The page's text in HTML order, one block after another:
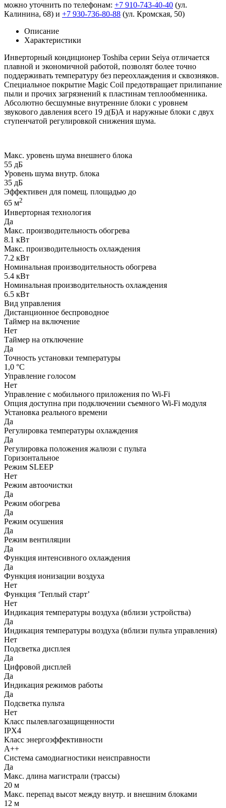
можно уточнить по телефонам: +7 910-743-40-40 (ул.
Калинина, 68) и +7 930-736-80-88 (ул. Кромская, 50)
Описание
Характеристики
Инверторный кондиционер Toshiba серии Seiya отличается
плавной и экономичной работой, позволят более точно
поддерживать температуру без переохлаждения и сквозняков.
Специальное покрытие Magic Coil предотвращает прилипание
пыли и прочих загрязнений к пластинам теплообменника.
Абсолютно бесшумные внутренние блоки с уровнем
звукового давления всего 19 д(Б)А и наружные блоки с двух
ступенчатой регулировкой снижения шума.
Макс. уровень шума внешнего блока
55 дБ
Уровень шума внутр. блока
35 дБ
Эффективен для помещ. площадью до
65 м2
Инверторная технология
Да
Макс. производительность обогрева
8.1 кВт
Макс. производительность охлаждения
7.2 кВт
Номинальная производительность обогрева
5.4 кВт
Номинальная производительность охлаждения
6.5 кВт
Вид управления
Дистанционное беспроводное
Таймер на включение
Нет
Таймер на отключение
Да
Точность установки температуры
1,0 °С
Управление голосом
Нет
Управление c мобильного приложения по Wi-Fi
Опция доступна при подключении съемного Wi-Fi модуля
Установка реального времени
Да
Регулировка температуры охлаждения
Да
Регулировка положения жалюзи с пульта
Горизонтальное
Режим SLEEP
Нет
Режим автоочистки
Да
Режим обогрева
Да
Режим осушения
Да
Режим вентиляции
Да
Функция интенсивного охлаждения
Да
Функция ионизации воздуха
Нет
Функция ‘Теплый старт’
Нет
Индикация температуры воздуха (вблизи устройства)
Да
Индикация температуры воздуха (вблизи пульта управления)
Нет
Подсветка дисплея
Да
Цифровой дисплей
Да
Индикация режимов работы
Да
Подсветка пульта
Нет
Класс пылевлагозащищенности
IPX4
Класс энергоэффективности
A++
Система самодиагностики неисправности
Да
Макс. длина магистрали (трассы)
20 м
Макс. перепад высот между внутр. и внешним блоками
12 м